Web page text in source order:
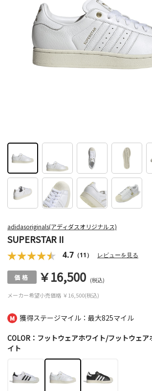
獲得ステージマイル：最大825マイル
adidasoriginals(アディダスオリジナルス)
SUPERSTAR II
4.7 （11） レビューを見る
メーカー希望小売価格 ￥16,500(税込)
￥16,500 (税込)
COLOR：フットウェアホワイト/フットウェ
イト